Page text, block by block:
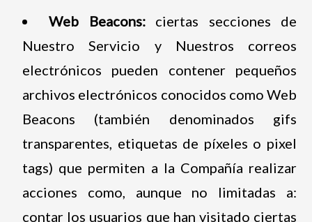
Web Beacons: ciertas secciones de
Nuestro Servicio y Nuestros correos
electrónicos pueden contener pequeños
archivos electrónicos conocidos como Web
Beacons (también denominados gifs
transparentes, etiquetas de píxeles o pixel
tags) que permiten a la Compañía realizar
acciones como, aunque no limitadas a:
contar los usuarios que han visitado ciertas